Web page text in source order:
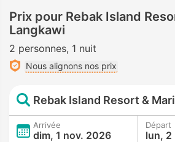
Prix pour Rebak Island
Langkawi
2 personnes 1 nuit
Nous alignons nos prix
Rebak Island Resort &
Arrivée
dim, 1 nov. 2026
Départ
lun, 2